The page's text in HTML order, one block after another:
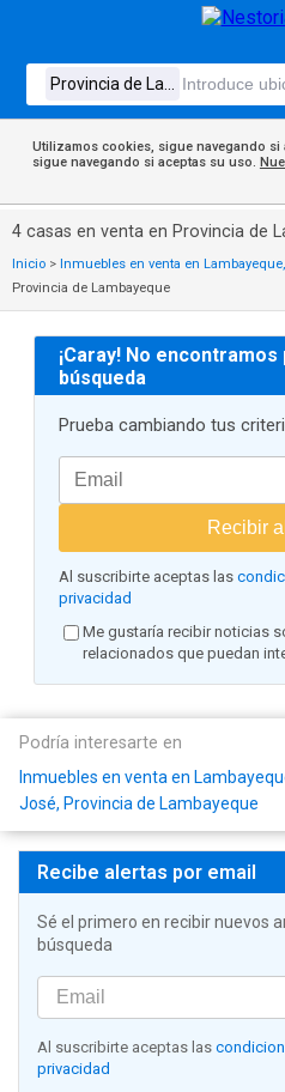
Utilizamos cookies, sigue navegando
sigue navegando si aceptas su uso.
4 casas en venta en Provincia de
Inicio > Inmuebles en venta en
Provincia de Lambayeque
¡Caray! No
búsqueda
Prueba cambiando tus
Recibir
Al suscribirte aceptas las
privacidad
Me gustaría recibir noticias
relacionados que puedan
Podría interesarte en
Inmuebles en venta en
José, Provincia de Lambayeque
Recibe alertas por email
Sé el primero en recibir nuevos
búsqueda
Al suscribirte aceptas las
privacidad